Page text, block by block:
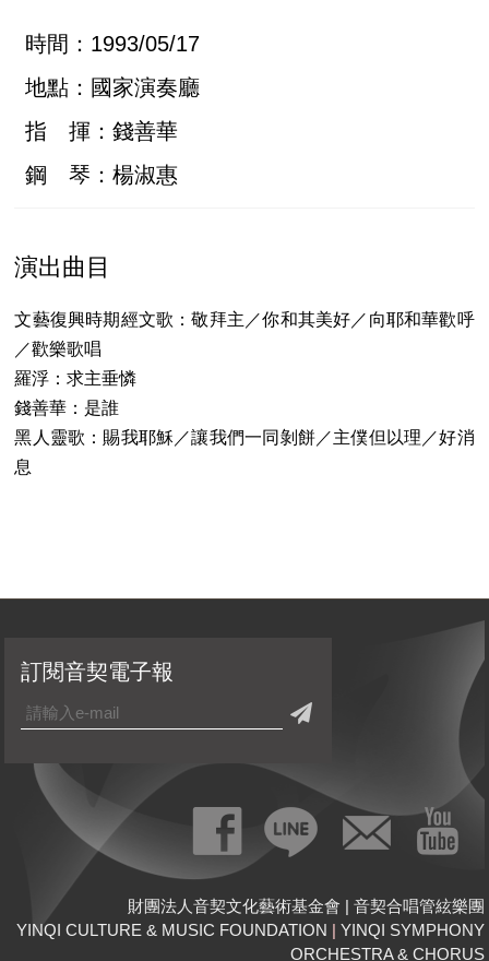
時間：1993/05/17
地點：國家演奏廳
指 揮：錢善華
鋼 琴：楊淑惠
演出曲目
文藝復興時期經文歌：敬拜主／你和其美好／向耶和華歡呼
／歡樂歌唱
羅浮：求主垂憐
錢善華：是誰
黑人靈歌：賜我耶穌／讓我們一同剝餅／主僕但以理／好消
息
財團法人音契文化藝術基金會 | 音契合唱管絃樂團
YINQI CULTURE & MUSIC FOUNDATION | YINQI SYMPHONY
ORCHESTRA & CHORUS
訂閱音契電子報